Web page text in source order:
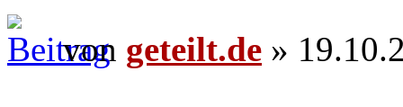
von geteilt.de »